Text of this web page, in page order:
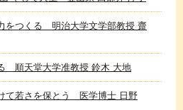
をつくる 明治大学文学部教授 齋
順天堂大学准教授 鈴木 大地
て若さを保とう 医学博士 日野